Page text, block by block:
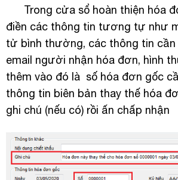
Trong cửa sổ hoàn thiện hóa
điền các thông tin tương tự như
tử bình thường, các thông tin cần
email người nhận hóa đơn, hình
thêm vào đó là số hóa đơn gốc
thông tin biên bản thay thế hóa
ghi chú (nếu có) rồi ấn chấp nhận